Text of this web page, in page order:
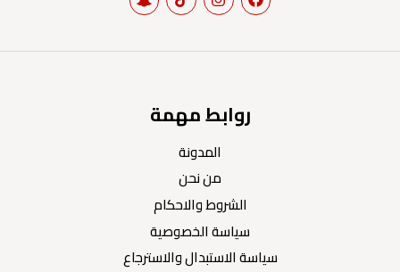
روابط مهمة
المدونة
من نحن
الشروط والاحكام
سياسة الخصوصية
سياسة الاستبدال والاسترجاع